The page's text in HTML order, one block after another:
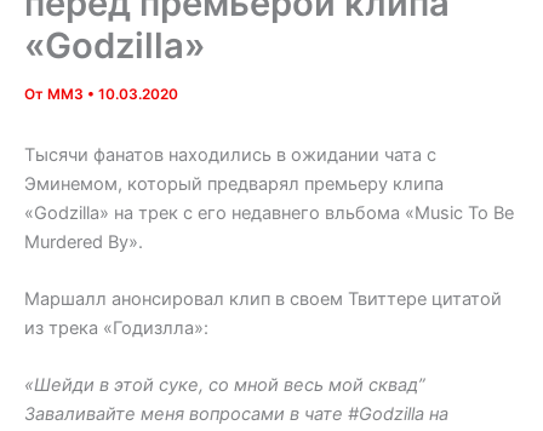
«Godzilla»
От MM3 • 10.03.2020
Тысячи фанатов находились в ожидании чата с
Эминемом, который предварял премьеру клипа
«Godzilla» на трек с его недавнего вльбома «Music To Be
Murdered By».
Маршалл анонсировал клип в своем Твиттере цитатой
из трека «Годизлла»:
«Шейди в этой суке, со мной весь мой сквад”
Заваливайте меня вопросами в чате #Godzilla на